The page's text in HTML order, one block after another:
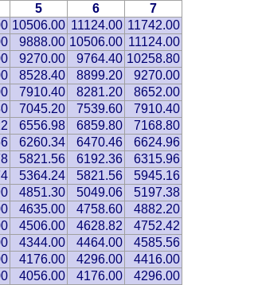
5 6
7
10506.00 11124.00 11742.00
9888.00 10506.00 11124.00
9270.00 9764.40 10258.80
8528.40 8899.20
9270.00
7910.40 8281.20
8652.00
7045.20 7539.60
7910.40
6556.98 6859.80
7168.80
6260.34 6470.46
6624.96
5821.56 6192.36
6315.96
5364.24 5821.56
5945.16
4851.30 5049.06
5197.38
4635.00 4758.60
4882.20
4506.00 4628.82
4752.42
4344.00 4464.00
4585.56
4176.00 4296.00
4416.00
4056.00 4176.00
4296.00